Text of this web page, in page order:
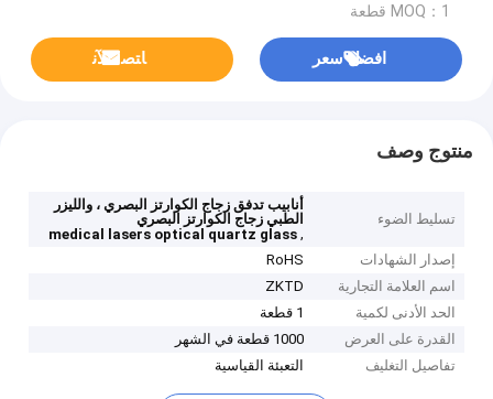
MOQ：1 قطعة
افضل سعر ﺎﺘﺼﻟ ﺍﻶﻧ
منتوج وصف
تسليط الضوء
أنابيب تدفق زجاج الكوارتز البصري ، والليزر
الطبي زجاج الكوارتز البصري
,
medical lasers optical quartz glass
إصدار الشهادات
RoHS
اسم العلامة التجارية
ZKTD
الحد الأدنى لكمية
1 قطعة
القدرة على العرض
1000 قطعة في الشهر
تفاصيل التغليف
التعبئة القياسية